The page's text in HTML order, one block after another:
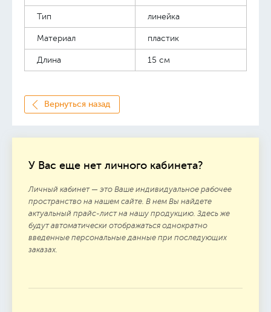
У Вас еще нет личного кабинета?
Личный кабинет — это Ваше индивидуальное рабочее
пространство на нашем сайте. В нем Вы найдете
актуальный прайс-лист на нашу продукцию. Здесь же
будут автоматически отображаться однократно
введенные персональные данные при последующих
заказах.
Тип линейка
Материал пластик
Длина 15 см
Вернуться назад